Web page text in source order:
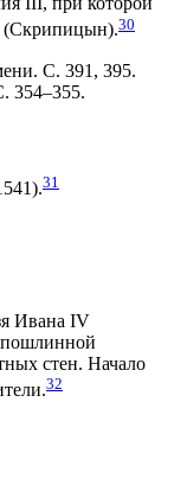
(Скрипицын).30
С. 391, 395.
354–355.
31
Ивана IV
стен. Начало
32